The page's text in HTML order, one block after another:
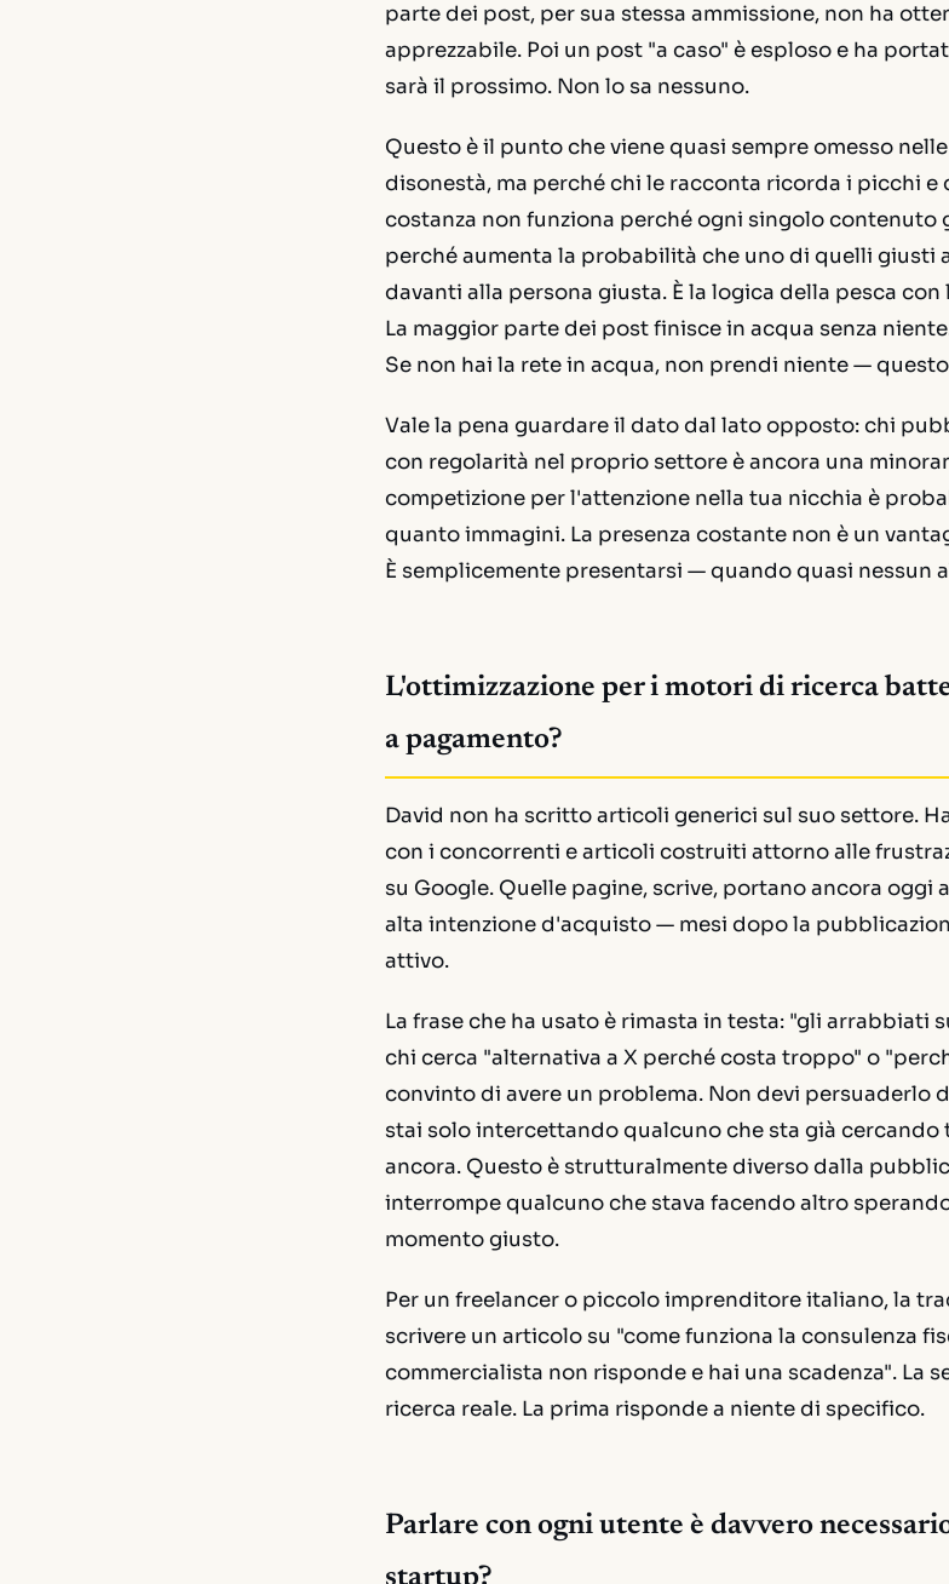
parte dei post, per sua stessa ammissione, non ha
apprezzabile. Poi un post "a caso" è esploso e ha
sarà il prossimo. Non lo sa nessuno.
Questo è il punto che viene quasi sempre omesso
disonestà, ma perché chi le racconta ricorda i picchi e
costanza non funziona perché ogni singolo contenuto
perché aumenta la probabilità che uno di quelli giusti
davanti alla persona giusta. È la logica della pesca con
La maggior parte dei post finisce in acqua senza
Se non hai la rete in acqua, non prendi niente —
Vale la pena guardare il dato dal lato opposto: chi
con regolarità nel proprio settore è ancora una
competizione per l'attenzione nella tua nicchia è
quanto immagini. La presenza costante non è un
È semplicemente presentarsi — quando quasi nessun
L'ottimizzazione per i motori di ricerca
a pagamento?
David non ha scritto articoli generici sul suo settore.
con i concorrenti e articoli costruiti attorno alle
su Google. Quelle pagine, scrive, portano ancora oggi
alta intenzione d'acquisto — mesi dopo la
attivo.
La frase che ha usato è rimasta in testa: "gli arrabbiati
chi cerca "alternativa a X perché costa troppo" o
convinto di avere un problema. Non devi persuaderlo
stai solo intercettando qualcuno che sta già cercando
ancora. Questo è strutturalmente diverso dalla
interrompe qualcuno che stava facendo altro
momento giusto.
Per un freelancer o piccolo imprenditore italiano, la
scrivere un articolo su "come funziona la consulenza
commercialista non risponde e hai una scadenza". La
ricerca reale. La prima risponde a niente di specifico.
Parlare con ogni utente è davvero
startup?